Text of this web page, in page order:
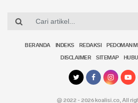
BERANDA INDEKS REDAKSI PEDOMAN
DISCLAIMER SITEMAP
@ 2022 - 2026 koalisi.co, All